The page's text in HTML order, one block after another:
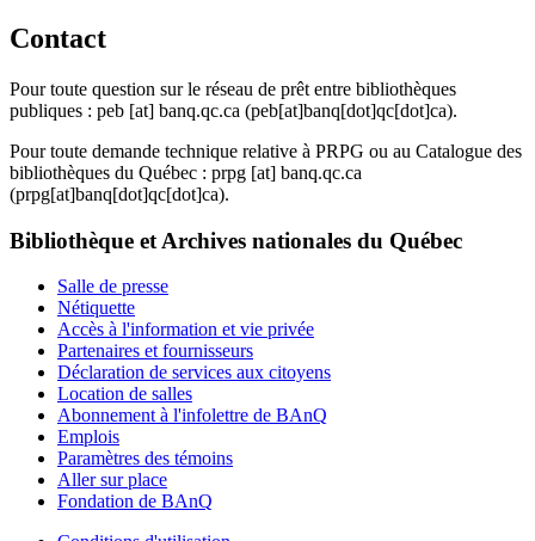
Contact
Pour toute question sur le réseau de prêt entre bibliothèques
publiques : peb [at] banq.qc.ca (peb[at]banq[dot]qc[dot]ca).
Pour toute demande technique relative à PRPG ou au Catalogue des
bibliothèques du Québec : prpg [at] banq.qc.ca
(prpg[at]banq[dot]qc[dot]ca).
Bibliothèque et Archives nationales du Québec
Salle de presse
Nétiquette
Accès à l'information et vie privée
Partenaires et fournisseurs
Déclaration de services aux citoyens
Location de salles
Abonnement à l'infolettre de BAnQ
Emplois
Paramètres des témoins
Aller sur place
Fondation de BAnQ